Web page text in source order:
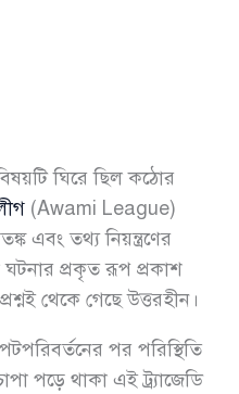
ঘিরে ছিল কঠোর
(Awami League)
এবং তথ্য নিয়ন্ত্রণের
ঘটনার প্রকৃত রূপ প্রকাশ
থেকে গেছে উত্তরহীন।
পর পরিস্থিতি
পড়ে থাকা এই ট্র্যাজেডি